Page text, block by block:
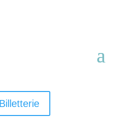
Billetterie